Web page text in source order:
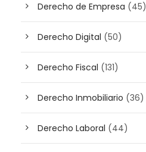
Derecho de Empresa (45)
Derecho Digital (50)
Derecho Fiscal (131)
Derecho Inmobiliario (36)
Derecho Laboral (44)